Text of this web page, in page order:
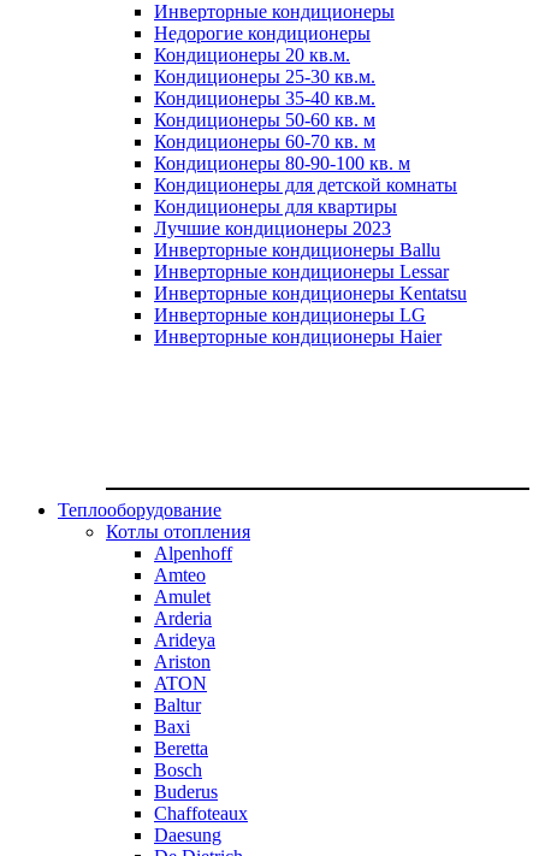
Инверторные кондиционеры
Недорогие кондиционеры
Кондиционеры 20 кв.м.
Кондиционеры 25-30 кв.м.
Кондиционеры 35-40 кв.м.
Кондиционеры 50-60 кв. м
Кондиционеры 60-70 кв. м
Кондиционеры 80-90-100 кв. м
Кондиционеры для детской комнаты
Кондиционеры для квартиры
Лучшие кондиционеры 2023
Инверторные кондиционеры Ballu
Инверторные кондиционеры Lessar
Инверторные кондиционеры Kentatsu
Инверторные кондиционеры LG
Инверторные кондиционеры Haier
Теплооборудование
Котлы отопления
Alpenhoff
Amteo
Amulet
Arderia
Arideya
Ariston
ATON
Baltur
Baxi
Beretta
Bosch
Buderus
Chaffoteaux
Daesung